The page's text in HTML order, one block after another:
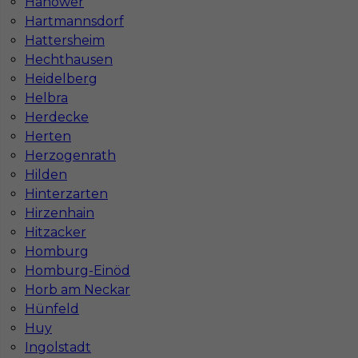
Hartmannsdorf
Hattersheim
Hechthausen
Heidelberg
Helbra
Herdecke
Herten
Herzogenrath
Hilden
Hinterzarten
Hirzenhain
Hitzacker
Homburg
Homburg-Einöd
Horb am Neckar
Hünfeld
Huy
Ingolstadt
Najpopularniejsze miejscowości w Niemczech
Praca Augsburg
Praca Hamburg
Praca Berlin
Praca Hannover
Praca Dortmund
Praca Magdeburg